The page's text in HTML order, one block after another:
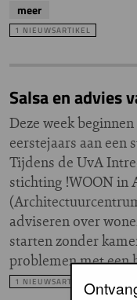
meer
1 NIEUWSARTIKEL
Salsa en advies
Deze week
eerstejaars aan een
Tijdens de UvA
stichting !WOON in
adviseren over
starten zonder
problemen met een
1 NIEUWSARTIKEL